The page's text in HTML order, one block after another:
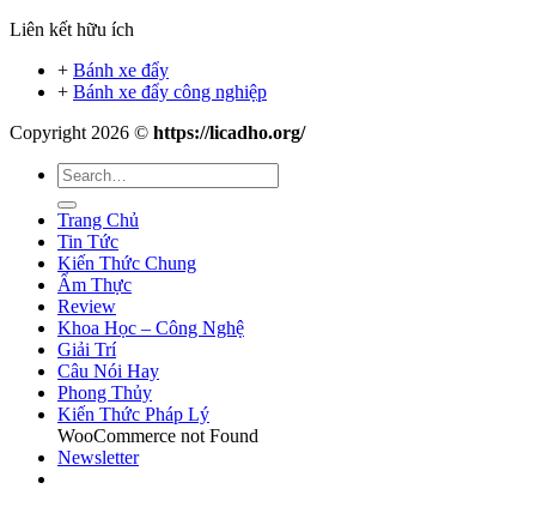
Liên kết hữu ích
+ Bánh xe đẩy
+ Bánh xe đẩy công nghiệp
Copyright 2026 © https://licadho.org/
Trang Chủ
Tin Tức
Kiến Thức Chung
Ẩm Thực
Review
Khoa Học – Công Nghệ
Giải Trí
Câu Nói Hay
Phong Thủy
Kiến Thức Pháp Lý
WooCommerce not Found
Newsletter